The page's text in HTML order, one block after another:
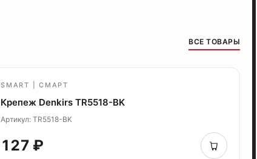
ВСЕ ТОВАРЫ
SMART | СМАРТ
Крепеж Denkirs TR5518-BK
Артикул: TR5518-BK
127 ₽